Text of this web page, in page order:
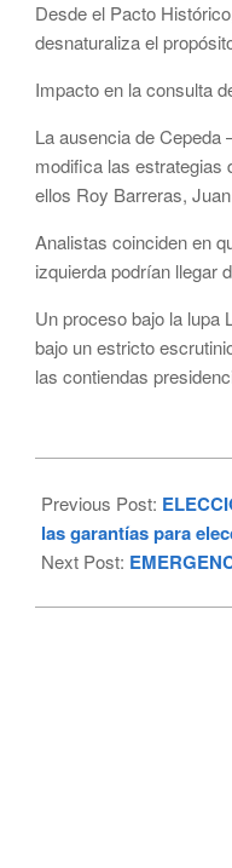
Desde el Pacto
desnaturaliza el
Impacto en la consulta
La ausencia de
modifica las estrategias
ellos Roy Barreras,
Analistas coinciden en
izquierda podrían llegar
Un proceso bajo la lupa
bajo un estricto
las contiendas
02-
04
Previous Post:
las garantías para
Next Post: